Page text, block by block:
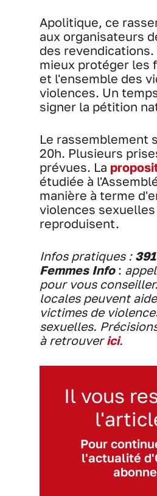
Apolitique, ce
aux organisateurs
des revendications.
mieux protéger les
et l'ensemble des
violences. Un
signer la pétition
Le rassemblement
20h. Plusieurs
prévues. La
étudiée à
manière à terme
violences
reproduisent.
Infos pratiques :
Femmes Info :
pour vous
locales peuvent
victimes de
sexuelles.
à retrouverici.
Il vous
Pour
l'actualité